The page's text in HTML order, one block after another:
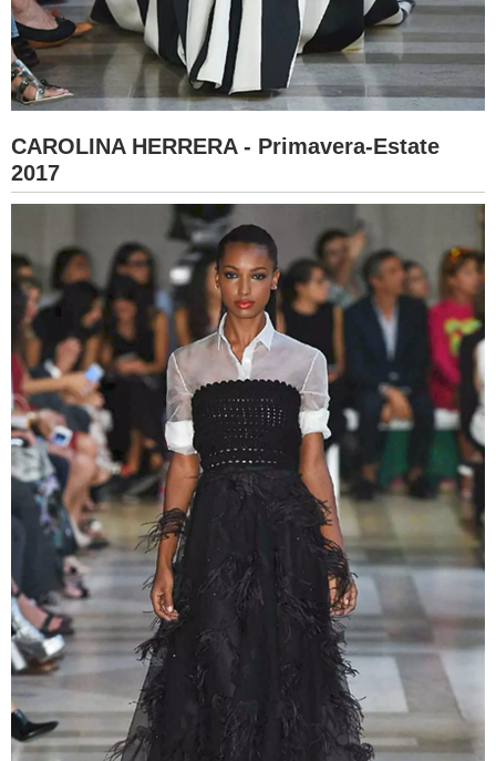
CAROLINA HERRERA - Primavera-Estate
2017